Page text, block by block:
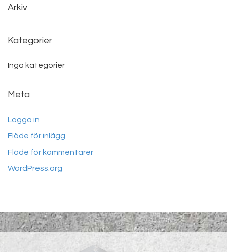
Arkiv
Kategorier
Inga kategorier
Meta
Logga in
Flöde för inlägg
Flöde för kommentarer
WordPress.org